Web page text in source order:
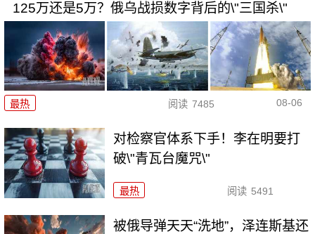
125万还是5万？俄乌战损数字背后的\"三国杀\"
最热 阅读 7485 08-06
对检察官体系下手！李在明要打
破\"青瓦台魔咒\"
最热 阅读 5491
被俄导弹天天“洗地”，泽连斯基还